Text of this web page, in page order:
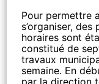
Pour permettre
s’organiser,
horaires sont
constitué de
travaux
semaine. En
par la direction